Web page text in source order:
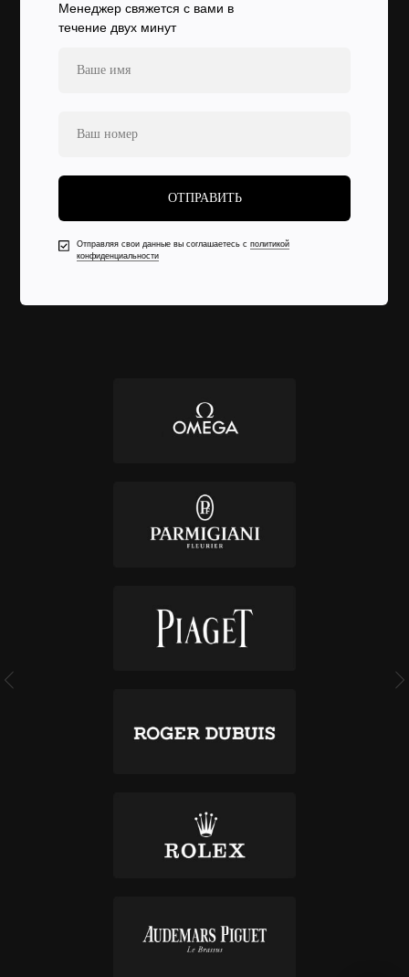
ОТПРАВИТЬ
Менеджер свяжется с вами в
течение двух минут
Отправляя свои данные вы соглашаетесь с политикой
конфиденциальности